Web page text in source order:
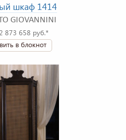
шкаф 1414
GIOVANNINI
873 658 руб.*
в блокнот